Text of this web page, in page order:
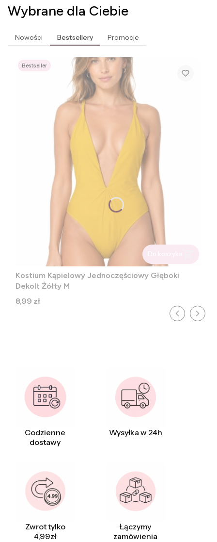
Wybrane dla Ciebie
Nowości Bestsellery Promocje
Bestseller
Kostium Kąpielowy Jednoczęściowy Głęboki
Dekolt Żółty M
Cena
8,99 zł
Codzienne
dostawy
Wysyłka w 24h
Zwrot tylko
4,99zł
Łączymy
zamówienia